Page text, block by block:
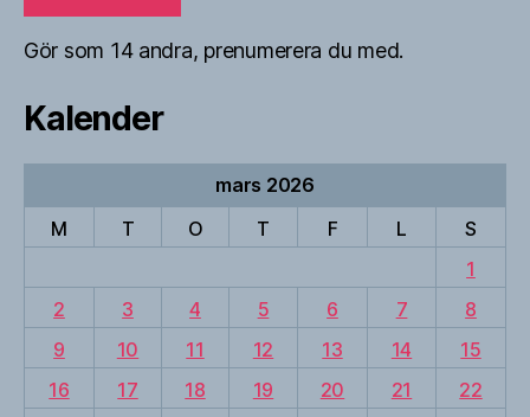
Gör som 14 andra, prenumerera du med.
Kalender
mars 2026
M
T O T F L
S
1
2
3 4 5 6 7
8
9
10 11 12 13 14
15
16
17 18 19 20 21
22